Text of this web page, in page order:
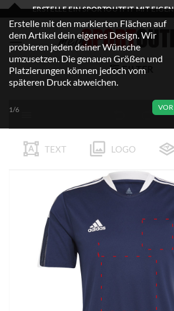
Zum
Inhalt
springen
ERSTELLE EIN SPORTOUTFIT MIT
FILTER
TEXT LOGO
Erstelle mit den markierten Flächen auf
dem Artikel dein eigenes Design. Wir
probieren jeden deiner Wünsche
umzusetzen. Die genauen Größen und
Platzierungen können jedoch vom
späteren Druck abweichen.
VOR
1/6